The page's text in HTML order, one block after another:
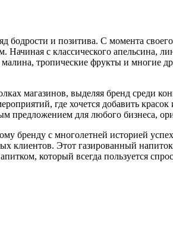
и позитива. С момента
с классического апельсина,
тропические фрукты и многие
магазинов, выделяя бренд среди
где хочется добавить красок
предложением для любого бизнеса,
бренду с многолетней историей
клиентов. Этот газированный
который всегда пользуется